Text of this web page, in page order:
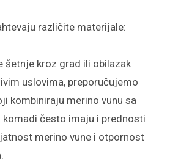
različite materijale:
šetnje kroz grad ili obilazak
uslovima, preporučujemo
kombiniraju merino vunu sa
često imaju i prednosti
merino vune i otpornost